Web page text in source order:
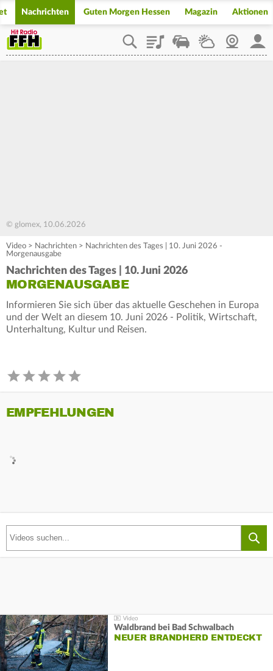
Nachrichten Guten Morgen Hessen Magazin Aktionen
PlaylistStaupilotWetterWebcam
© glomex, 10.06.2026
Video > Nachrichten > Nachrichten des Tages | 10. Juni 2026 -
Morgenausgabe
Nachrichten des Tages | 10. Juni 2026
MORGENAUSGABE
Informieren Sie sich über das aktuelle Geschehen in Europa
und der Welt an diesem 10. Juni 2026 - Politik, Wirtschaft,
Unterhaltung, Kultur und Reisen.
EMPFEHLUNGEN
Waldbrand bei Bad Schwalbach
NEUER BRANDHERD ENTDECKT